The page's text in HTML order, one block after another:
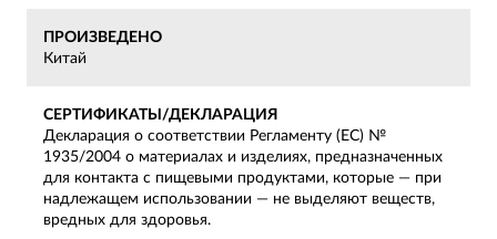
ПРОИЗВЕДЕНО
Китай
СЕРТИФИКАТЫ/ДЕКЛАРАЦИЯ
Декларация о соответствии Регламенту (ЕС) №
1935/2004 о материалах и изделиях, предназначенных
для контакта с пищевыми продуктами, которые — при
надлежащем использовании — не выделяют веществ,
вредных для здоровья.